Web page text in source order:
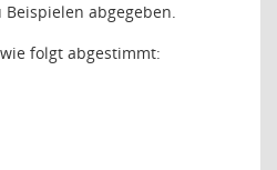
abgegeben.
folgt abgestimmt: